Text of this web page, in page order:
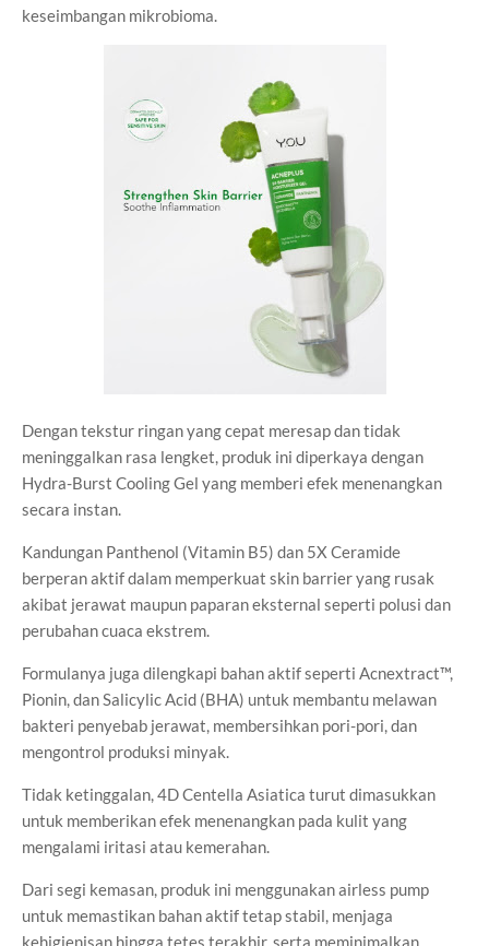
keseimbangan mikrobioma.
Dengan tekstur ringan yang cepat meresap dan tidak
meninggalkan rasa lengket, produk ini diperkaya dengan
Hydra-Burst Cooling Gel yang memberi efek menenangkan
secara instan.
Kandungan Panthenol (Vitamin B5) dan 5X Ceramide
berperan aktif dalam memperkuat skin barrier yang rusak
akibat jerawat maupun paparan eksternal seperti polusi dan
perubahan cuaca ekstrem.
Formulanya juga dilengkapi bahan aktif seperti Acnextract™,
Pionin, dan Salicylic Acid (BHA) untuk membantu melawan
bakteri penyebab jerawat, membersihkan pori-pori, dan
mengontrol produksi minyak.
Tidak ketinggalan, 4D Centella Asiatica turut dimasukkan
untuk memberikan efek menenangkan pada kulit yang
mengalami iritasi atau kemerahan.
Dari segi kemasan, produk ini menggunakan airless pump
untuk memastikan bahan aktif tetap stabil, menjaga
kehigienisan hingga tetes terakhir, serta meminimalkan